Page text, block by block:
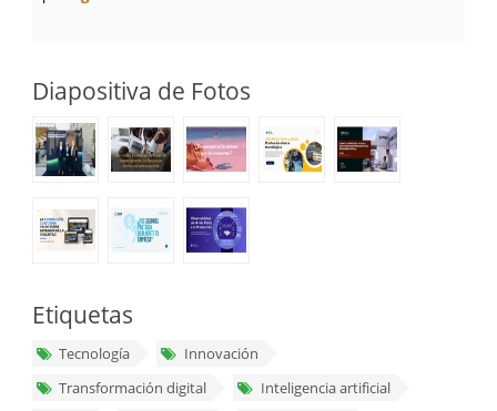
Diapositiva de Fotos
Etiquetas
Tecnología
Innovación
Transformación digital
Inteligencia artificial